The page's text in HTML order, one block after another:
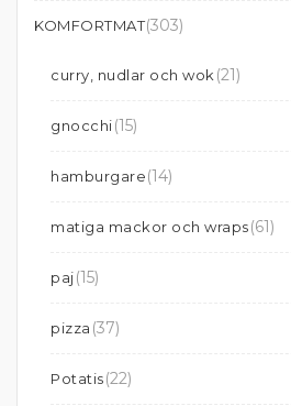
KOMFORTMAT(303)
curry, nudlar och wok (21)
gnocchi(15)
hamburgare(14)
matiga mackor och wraps(61)
paj(15)
pizza (37)
Potatis(22)